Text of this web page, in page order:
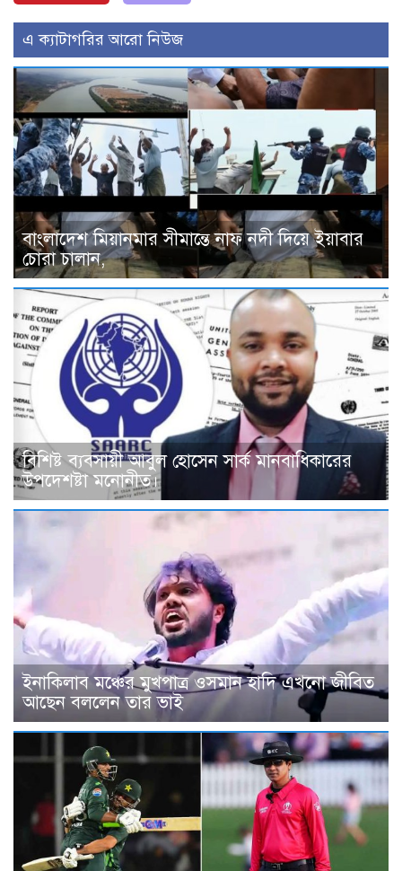
এ ক্যাটাগরির আরো নিউজ
বাংলাদেশ মিয়ানমার সীমান্তে নাফ নদী দিয়ে ইয়াবার
চোরা চালান,
বিশিষ্ট ব্যবসায়ী আবুল হোসেন সার্ক মানবাধিকারের
উপদেশষ্টা মনোনীত।
ইনাকিলাব মঞ্চের মুখপাত্র ওসমান হাদি এখনো জীবিত
আছেন বললেন তার ভাই